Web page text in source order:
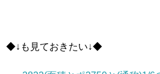
◆↓も見ておきたい↓◆